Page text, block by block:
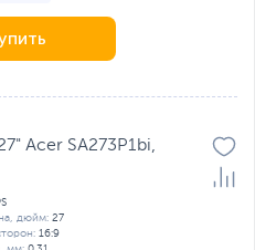
Acer SA273P1bi,
дюйм: 27
16:9